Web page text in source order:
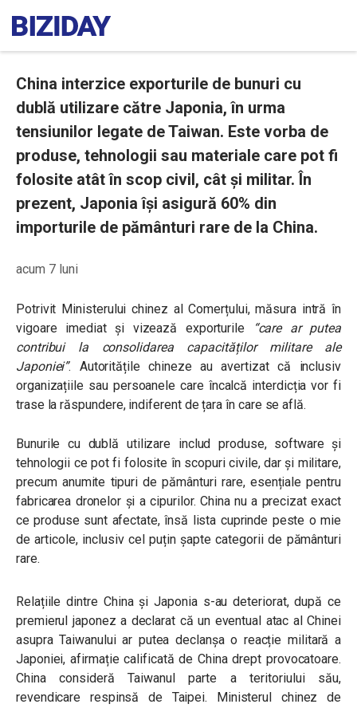
China interzice exporturile de bunuri cu
dublă utilizare către Japonia, în urma
tensiunilor legate de Taiwan. Este vorba de
produse, tehnologii sau materiale care pot fi
folosite atât în scop civil, cât și militar. În
prezent, Japonia își asigură 60% din
importurile de pământuri rare de la China.
acum 7 luni
Potrivit Ministerului chinez al Comerțului, măsura intră în
vigoare imediat și vizează exporturile
“care ar putea
contribui la consolidarea capacităților militare ale
Japoniei”. Autoritățile chineze au avertizat că inclusiv
organizațiile sau persoanele care încalcă interdicția vor fi
trase la răspundere, indiferent de țara în care se află.
Bunurile cu dublă utilizare includ produse, software și
tehnologii ce pot fi folosite în scopuri civile, dar și militare,
precum anumite tipuri de pământuri rare, esențiale pentru
fabricarea dronelor și a cipurilor. China nu a precizat exact
ce produse sunt afectate, însă lista cuprinde peste o mie
de articole, inclusiv cel puțin șapte categorii de pământuri
rare.
Relațiile dintre China și Japonia s-au deteriorat, după ce
premierul japonez a declarat că un eventual atac al Chinei
asupra Taiwanului ar putea declanșa o reacție militară a
Japoniei, afirmație calificată de China drept provocatoare.
China consideră Taiwanul parte a teritoriului său,
revendicare respinsă de Taipei. Ministerul chinez de